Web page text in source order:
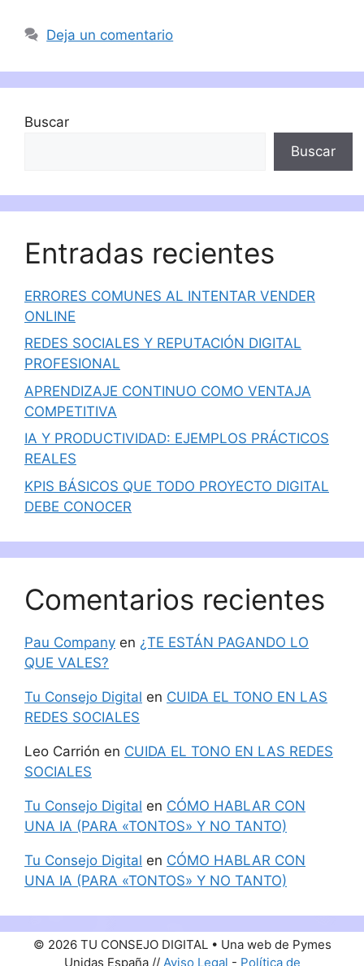
Deja un comentario
Buscar
Buscar
Entradas recientes
ERRORES COMUNES AL INTENTAR VENDER
ONLINE
REDES SOCIALES Y REPUTACIÓN DIGITAL
PROFESIONAL
APRENDIZAJE CONTINUO COMO VENTAJA
COMPETITIVA
IA Y PRODUCTIVIDAD: EJEMPLOS PRÁCTICOS
REALES
KPIS BÁSICOS QUE TODO PROYECTO DIGITAL
DEBE CONOCER
Comentarios recientes
Pau Company en ¿TE ESTÁN PAGANDO LO
QUE VALES?
Tu Consejo Digital en CUIDA EL TONO EN LAS
REDES SOCIALES
Leo Carrión en CUIDA EL TONO EN LAS REDES
SOCIALES
Tu Consejo Digital en CÓMO HABLAR CON
UNA IA (PARA «TONTOS» Y NO TANTO)
Tu Consejo Digital en CÓMO HABLAR CON
UNA IA (PARA «TONTOS» Y NO TANTO)
© 2026 TU CONSEJO DIGITAL • Una web de Pymes
Unidas España // Aviso Legal - Política de